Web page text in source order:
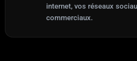
internet, vos réseaux
commerciaux.